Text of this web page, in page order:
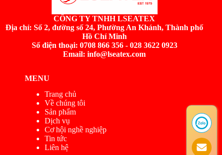
CÔNG TY TNHH LSEATEX
Địa chỉ: Số 2, đường số 24, Phường An Khánh, Thành phố
Hồ Chí Minh
Số điện thoại: 0708 866 356 - 028 3622 0923
Email: info@lseatex.com
MENU
Trang chủ
Về chúng tôi
Sản phẩm
Dịch vụ
Cơ hội nghề nghiệp
Tin tức
Liên hệ